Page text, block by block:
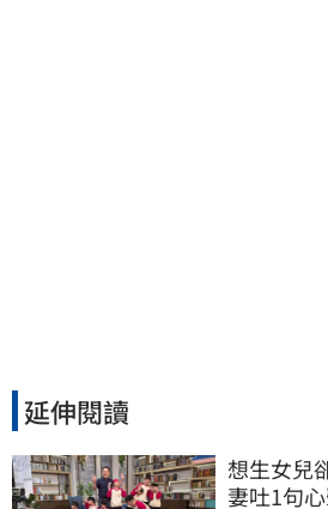
延伸閱讀
想生女兒
妻吐1句